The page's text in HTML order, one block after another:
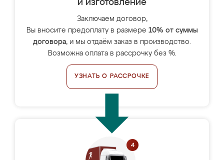
и изготовление
Заключаем договор,
Вы вносите предоплату в размере 10% от суммы
договора, и мы отдаём заказ в производство.
Возможна оплата в рассрочку без %.
УЗНАТЬ О РАССРОЧКЕ